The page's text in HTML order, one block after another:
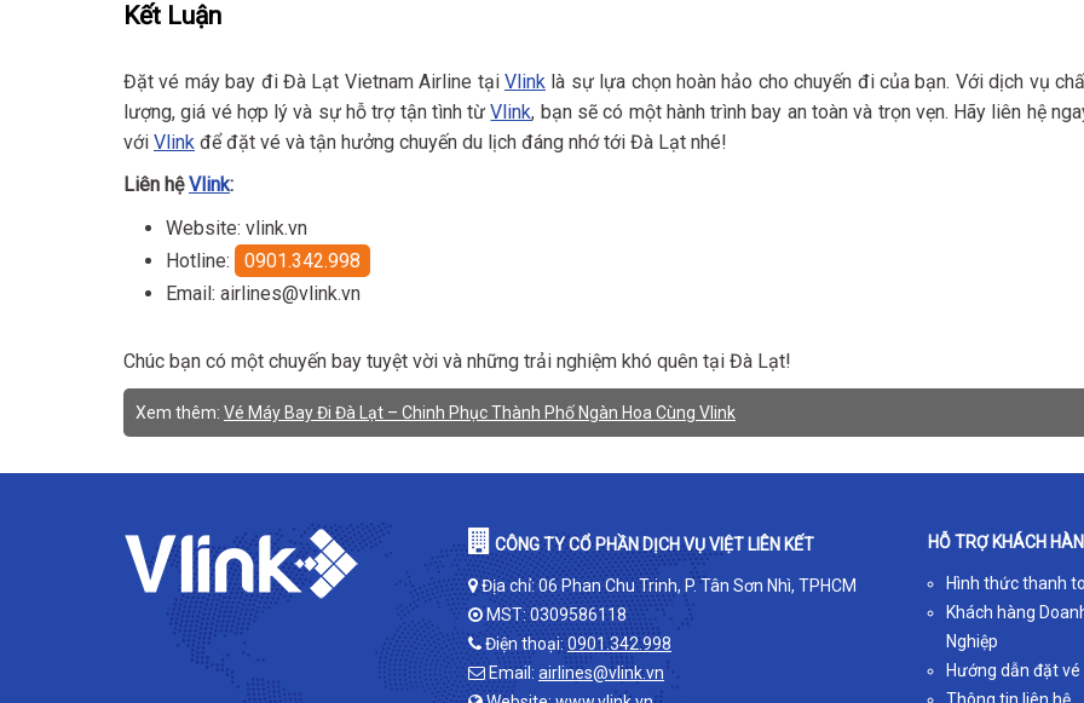
Kết Luận
Đặt vé máy bay đi Đà Lạt Vietnam Airline tại Vlink là sự lựa chọn hoàn hảo cho chuyến đi của bạn. Với dịch vụ
lượng, giá vé hợp lý và sự hỗ trợ tận tình từVlink, bạn sẽ có một hành trình bay an toàn và trọn vẹn. Hãy liên hệ
với Vlink để đặt vé và tận hưởng chuyến du lịch đáng nhớ tới Đà Lạt nhé!
Liên hệVlink:
Website: vlink.vn
Hotline:
0901.342.998
Email: airlines@vlink.vn
Chúc bạn có một chuyến bay tuyệt vời và những trải nghiệm khó quên tại Đà Lạt!
Xem thêm: Vé Máy Bay Đi Đà Lạt – Chinh Phục Thành Phố Ngàn Hoa Cùng Vlink
CÔNG TY CỔ PHẦN DỊCH VỤ VIỆT LIÊN KẾT
Địa chỉ: 06 Phan Chu Trinh, P. Tân Sơn Nhì, TPHCM
MST: 0309586118
Điện thoại: 0901.342.998
Email: airlines@vlink.vn
HỖ TRỢ KHÁCH
Hình thức thanh
Khách hàng
Nghiệp
Hướng dẫn đặt vé